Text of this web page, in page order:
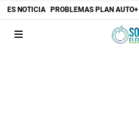
ES NOTICIA PROBLEMAS PLAN AUTO+